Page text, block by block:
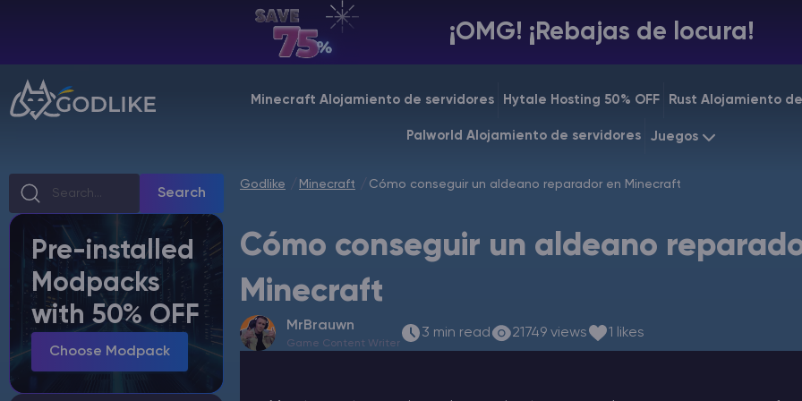
¡OMG! ¡Rebajas de locura!
Minecraft Alojamiento de servidores Hytale Hosting 50% OFF Rust Alojamiento
Palworld Alojamiento de servidores Juegos
Rust
Starting at
Billing Panel
Manage your servers & payments
Manage game server
Manage VPS server
Affiliate panel
Manage affiliates
Search
Pre-installed
Modpacks
with 50% OFF
Choose Modpack
Godlike Minecraft Cómo conseguir un aldeano reparador en Minecraft
Cómo conseguir un aldeano
Minecraft
MrBrauwn
Game Content Writer
3 min read 21749 views 1 likes